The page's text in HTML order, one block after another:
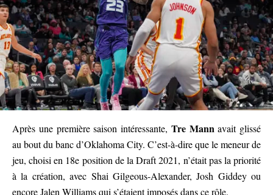
Après une première saison intéressante, Tre Mannavait glissé
au bout du banc d’Oklahoma City. C’est-à-dire que le meneur de
jeu, choisi en 18e position de la Draft 2021, n’était pas la priorité
à la création, avec Shai Gilgeous-Alexander, Josh Giddey ou
encore Jalen Williams qui s’étaient imposés dans ce rôle.